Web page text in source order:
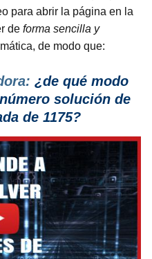
para abrir la página en la
de forma sencilla y
de modo que:
¿de qué modo
solución de
de 1175?